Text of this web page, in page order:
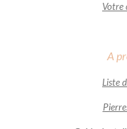
Votre
A
Liste